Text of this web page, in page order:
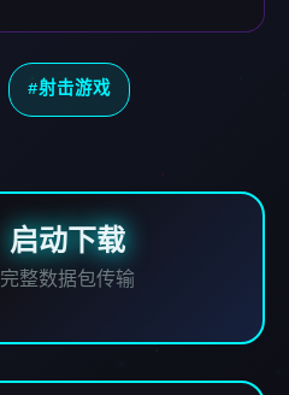
#射击游戏
启动下载
完整数据包传输